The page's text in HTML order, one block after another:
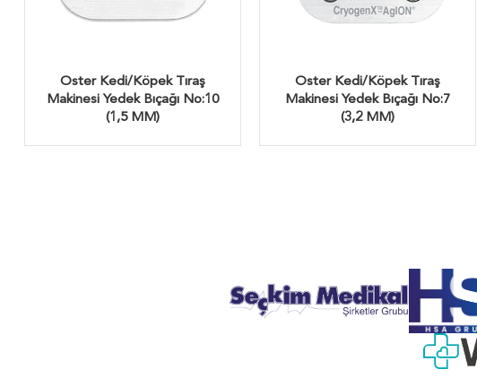
Oster Kedi/Köpek Tıraş
Makinesi Yedek Bıçağı No:10
(1,5 MM)
Oster Kedi/Köpek Tıraş
Makinesi Yedek Bıçağı No:7
(3,2 MM)